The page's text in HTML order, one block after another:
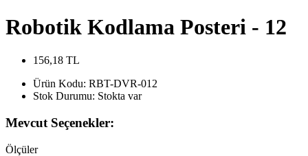
Robotik Kodlama Posteri - 12
156,18 TL
Ürün Kodu: RBT-DVR-012
Stok Durumu: Stokta var
Mevcut Seçenekler:
Ölçüler